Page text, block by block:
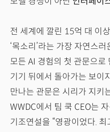
전 세계에 깔린 15억 대 이
‘목소리’라는 가장 자연스
모든 AI 경험의 첫 관문으로
기기 뒤에서 돌아가는 보이
만나는 관문은 시리가 지키
WWDC에서 팀 쿡 CEO는
기조연설을 “영광이었다. 최